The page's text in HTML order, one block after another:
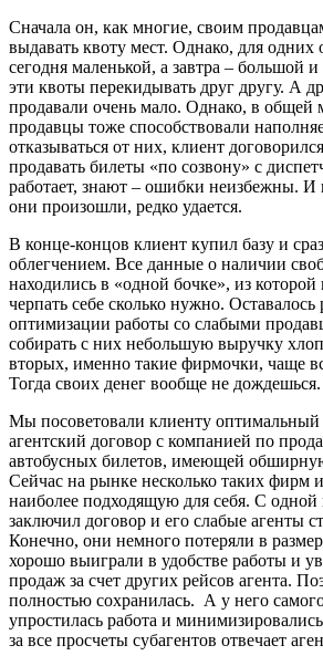
Сначала он, как многие, своим
выдавать квоту мест. Однако, для одних
сегодня маленькой, а завтра – большой
эти квоты перекидывать друг другу. А
продавали очень мало. Однако, в общей
продавцы тоже способствовали
отказываться от них, клиент
продавать билеты «по созвону» с
работает, знают – ошибки неизбежны. И
они произошли, редко удается.
В конце-концов клиент купил базу и
облегчением. Все данные о наличии
находились в «одной бочке», из
черпать себе сколько нужно.
оптимизации работы со слабыми
собирать с них небольшую выручку
вторых, именно такие фирмочки, чаще
Тогда своих денег вообще не дождешься.
Мы посоветовали клиенту оптимальный
агентский договор с компанией по
автобусных билетов, имеющей
Сейчас на рынке несколько таких фирм
наиболее подходящую для себя. С одной
заключил договор и его слабые агенты
Конечно, они немного потеряли в
хорошо выиграли в удобстве работы и
продаж за счет других рейсов агента.
полностью сохранилась. А у него
упростилась работа и
за все просчеты субагентов отвечает